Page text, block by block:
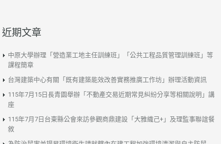
近期文章
中原大學辦理「營造業工地主任訓練班」「公共工程品質管理訓練班」等
課程簡章
台灣建築中心有關「既有建築能效改善實務推廣工作坊」辦理活動資訊
115年7月15日長青園舉辦「不動產交易近期常見糾紛分享等相關說明」講
座
115年7月7日台東縣公會來訪參觀商鼎建設「大雅織己+」及理監事聯誼餐
敘